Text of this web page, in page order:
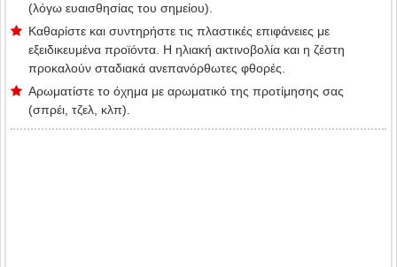
(λόγω ευαισθησίας του σημείου).
Καθαρίστε και συντηρήστε τις πλαστικές επιφάνειες με
εξειδικευμένα προϊόντα. Η ηλιακή ακτινοβολία και η ζέστη
προκαλούν σταδιακά ανεπανόρθωτες φθορές.
Αρωματίστε το όχημα με αρωματικό της προτίμησης σας
(σπρέι, τζελ, κλπ).